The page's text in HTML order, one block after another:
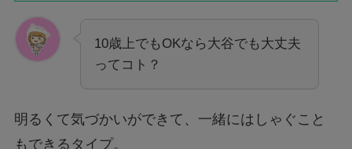
10歳上でもOKなら大谷でも大丈夫
ってコト？
明るくて気づかいができて、一緒にはしゃぐこと
もできるタイプ。